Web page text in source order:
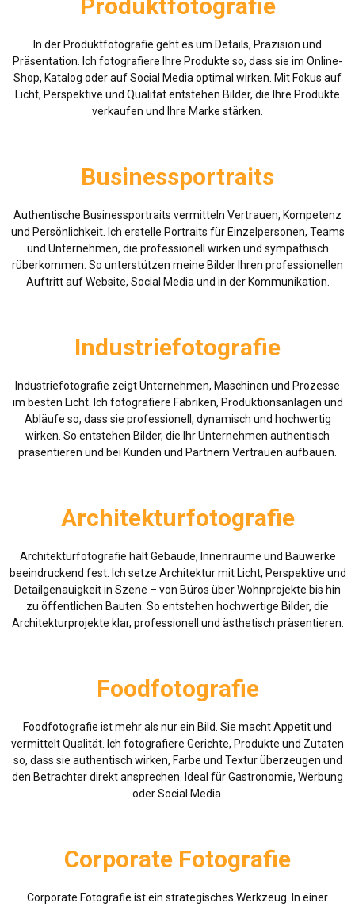
Produktfotografie
In der Produktfotografie geht es um Details, Präzision und
Präsentation. Ich fotografiere Ihre Produkte so, dass sie im Online-
Shop, Katalog oder auf Social Media optimal wirken. Mit Fokus auf
Licht, Perspektive und Qualität entstehen Bilder, die Ihre Produkte
verkaufen und Ihre Marke stärken.
Businessportraits
Authentische Businessportraits vermitteln Vertrauen, Kompetenz
und Persönlichkeit. Ich erstelle Portraits für Einzelpersonen, Teams
und Unternehmen, die professionell wirken und sympathisch
rüberkommen. So unterstützen meine Bilder Ihren professionellen
Auftritt auf Website, Social Media und in der Kommunikation.
Industriefotografie
Industriefotografie zeigt Unternehmen, Maschinen und Prozesse
im besten Licht. Ich fotografiere Fabriken, Produktionsanlagen und
Abläufe so, dass sie professionell, dynamisch und hochwertig
wirken. So entstehen Bilder, die Ihr Unternehmen authentisch
präsentieren und bei Kunden und Partnern Vertrauen aufbauen.
Architekturfotografie
Architekturfotografie hält Gebäude, Innenräume und Bauwerke
beeindruckend fest. Ich setze Architektur mit Licht, Perspektive und
Detailgenauigkeit in Szene – von Büros über Wohnprojekte bis hin
zu öffentlichen Bauten. So entstehen hochwertige Bilder, die
Architekturprojekte klar, professionell und ästhetisch präsentieren.
Foodfotografie
Foodfotografie ist mehr als nur ein Bild. Sie macht Appetit und
vermittelt Qualität. Ich fotografiere Gerichte, Produkte und Zutaten
so, dass sie authentisch wirken, Farbe und Textur überzeugen und
den Betrachter direkt ansprechen. Ideal für Gastronomie, Werbung
oder Social Media.
Corporate Fotografie
Corporate Fotografie ist ein strategisches Werkzeug. In einer